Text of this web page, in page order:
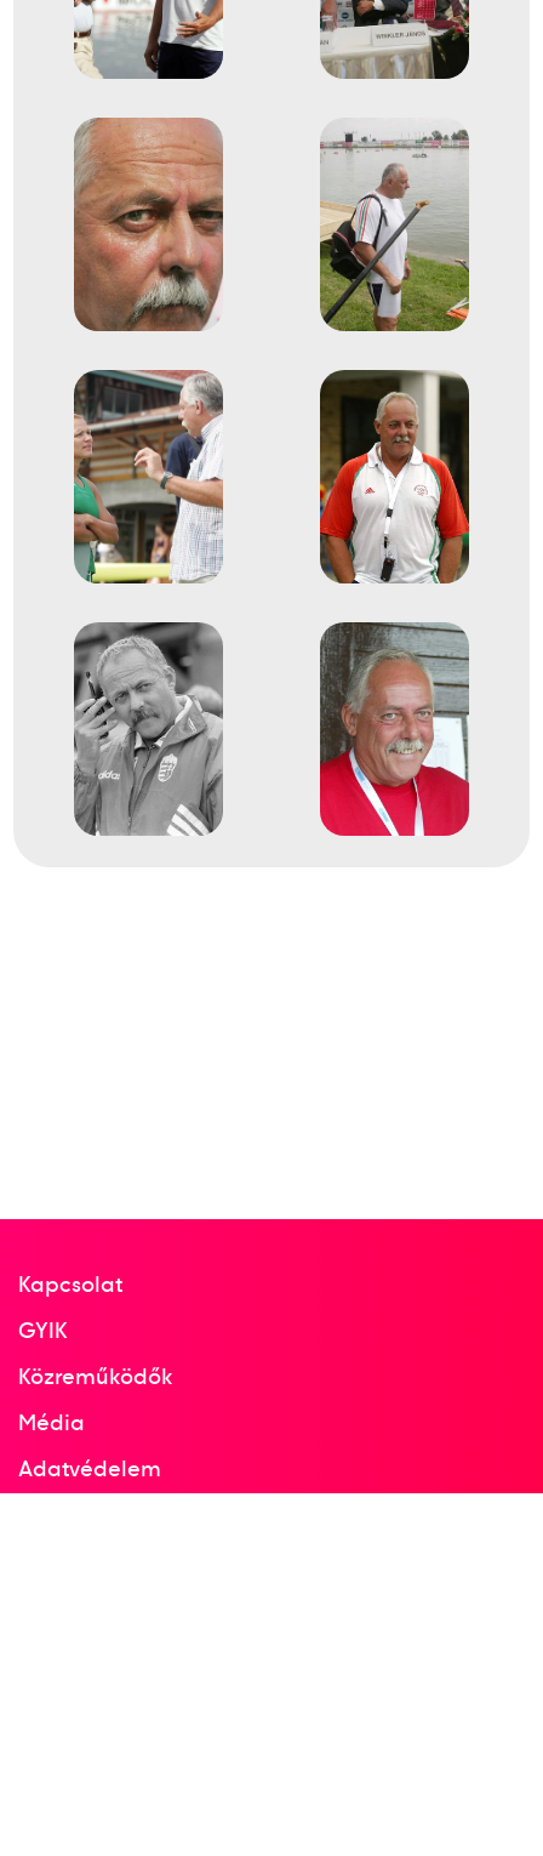
Kapcsolat
GYIK
Közreműködők
Média
Adatvédelem